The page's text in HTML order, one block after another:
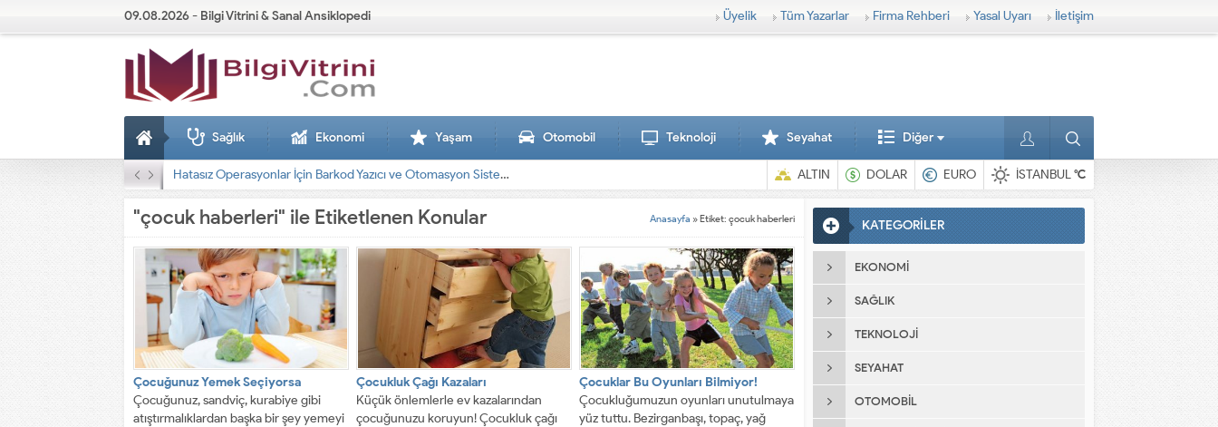
09.08.2026 - Bilgi Vitrini & Sanal Ansiklopedi Üyelik Tüm Yazarlar Firma Rehberi Yasal Uyarı İletişim
Sağlık Ekonomi Yaşam Otomobil Teknoloji Seyahat Diğer
Dizel Jeneratörler ALTIN DOLAR EURO İSTANBUL°C
Anasayfa »Etiket: çocuk haberleri
"çocuk haberleri" ile Etiketlenen Konular
Çocuğunuz Yemek Seçiyorsa
Çocuğunuz, sandviç, kurabiye gibi
atıştırmalıklardan başka bir şey yemeyi
Çocukluk Çağı Kazaları
Küçük önlemlerle ev kazalarından
çocuğunuzu koruyun! Çocukluk çağı
Çocuklar Bu Oyunları Bilmiyor!
Çocukluğumuzun oyunları unutulmaya
yüz tuttu. Bezirganbaşı, topaç, yağ
KATEGORİLER
EKONOMI
SAĞLIK
TEKNOLOJI
SEYAHAT
OTOMOBIL